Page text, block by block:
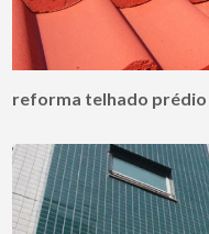
reforma telhado prédio